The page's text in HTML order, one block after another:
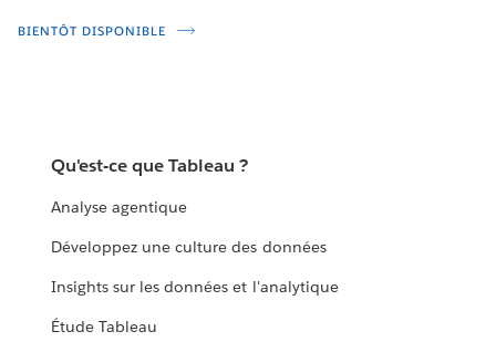
BIENTÔT DISPONIBLE
Qu'est-ce que Tableau ?
Analyse agentique
Développez une culture des données
Insights sur les données et l'analytique
Étude Tableau